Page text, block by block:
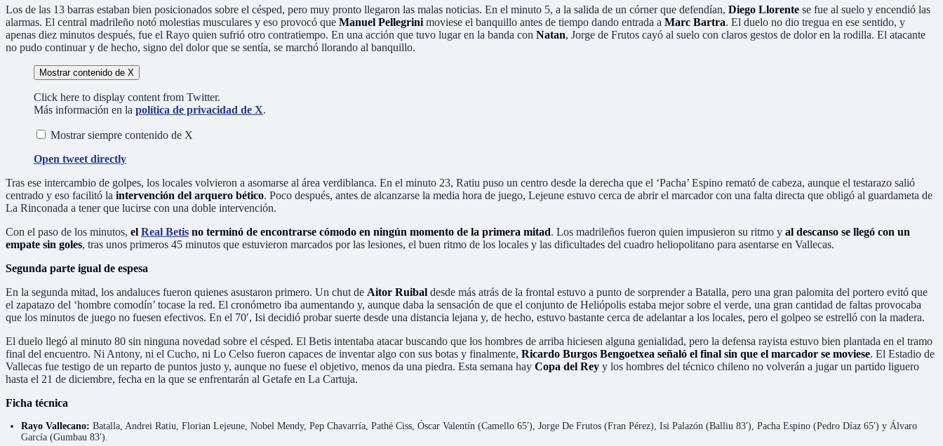
Los de las 13 barras estaban bien posicionados sobre el césped, pero muy pronto llegaron las malas noticias. En el minuto 5, a la salida de un córner que defendían, Diego Llorente se fue al suelo y encendió las
alarmas. El central madrileño notó molestias musculares y eso provocó que Manuel Pellegrini moviese el banquillo antes de tiempo dando entrada a Marc Bartra. El duelo no dio tregua en ese sentido, y
apenas diez minutos después, fue el Rayo quien sufrió otro contratiempo. En una acción que tuvo lugar en la banda con Natan, Jorge de Frutos cayó al suelo con claros gestos de dolor en la rodilla. El atacante
no pudo continuar y de hecho, signo del dolor que se sentía, se marchó llorando al banquillo.
Mostrar contenido de X
Click here to display content from Twitter.
Más información en la política de privacidad de X.
Mostrar siempre contenido de X
Open tweet directly
Tras ese intercambio de golpes, los locales volvieron a asomarse al área verdiblanca. En el minuto 23, Ratiu puso un centro desde la derecha que el ‘Pacha’ Espino remató de cabeza, aunque el testarazo salió
centrado y eso facilitó la intervención del arquero bético. Poco después, antes de alcanzarse la media hora de juego, Lejeune estuvo cerca de abrir el marcador con una falta directa que obligó al guardameta de
La Rinconada a tener que lucirse con una doble intervención.
Con el paso de los minutos, el Real Betis no terminó de encontrarse cómodo en ningún momento de la primera mitad. Los madrileños fueron quien impusieron su ritmo y al descanso se llegó con un
empate sin goles, tras unos primeros 45 minutos que estuvieron marcados por las lesiones, el buen ritmo de los locales y las dificultades del cuadro heliopolitano para asentarse en Vallecas.
Segunda parte igual de espesa
En la segunda mitad, los andaluces fueron quienes asustaron primero. Un chut de Aitor Ruibal desde más atrás de la frontal estuvo a punto de sorprender a Batalla, pero una gran palomita del portero evitó que
el zapatazo del ‘hombre comodín’ tocase la red. El cronómetro iba aumentando y, aunque daba la sensación de que el conjunto de Heliópolis estaba mejor sobre el verde, una gran cantidad de faltas provocaba
que los minutos de juego no fuesen efectivos. En el 70′, Isi decidió probar suerte desde una distancia lejana y, de hecho, estuvo bastante cerca de adelantar a los locales, pero el golpeo se estrelló con la madera.
El duelo llegó al minuto 80 sin ninguna novedad sobre el césped. El Betis intentaba atacar buscando que los hombres de arriba hiciesen alguna genialidad, pero la defensa rayista estuvo bien plantada en el tramo
final del encuentro. Ni Antony, ni el Cucho, ni Lo Celso fueron capaces de inventar algo con sus botas y finalmente, Ricardo Burgos Bengoetxea señaló el final sin que el marcador se moviese. El Estadio de
Vallecas fue testigo de un reparto de puntos justo y, aunque no fuese el objetivo, menos da una piedra. Esta semana hay Copa del Rey y los hombres del técnico chileno no volverán a jugar un partido liguero
hasta el 21 de diciembre, fecha en la que se enfrentarán al Getafe en La Cartuja.
Ficha técnica
Rayo Vallecano: Batalla, Andrei Ratiu, Florian Lejeune, Nobel Mendy, Pep Chavarría, Pathé Ciss, Óscar Valentín (Camello 65′), Jorge De Frutos (Fran Pérez), Isi Palazón (Balliu 83′), Pacha Espino (Pedro Díaz 65′) y Álvaro
García (Gumbau 83′).